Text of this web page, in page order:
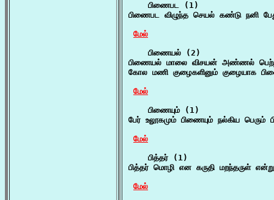
    பிணைபட (1)
பிணைபட விழுந்த செயல் கண்டு நனி
மேல்
    பிணையல் (2)
பிணையல் மாலை விசயன் அண்ணல்
கோல மணி குழைகளினும் குழையாக
மேல்
    பிணையும் (1)
பேர் உலூகமும் பிணையும் நல்கிய பெரும்
மேல்
    பித்தர் (1)
பித்தர் மொழி என கருதி மறந்தருள்
மேல்